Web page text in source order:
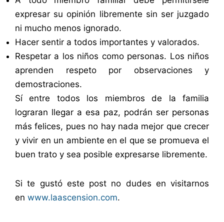
expresar su opinión libremente sin ser juzgado
ni mucho menos ignorado.
Hacer sentir a todos importantes y valorados.
Respetar a los niños como personas. Los niños
aprenden respeto por observaciones y
demostraciones.
Sí entre todos los miembros de la familia
lograran llegar a esa paz, podrán ser personas
más felices, pues no hay nada mejor que crecer
y vivir en un ambiente en el que se promueva el
buen trato y sea posible expresarse libremente.
Si te gustó este post no dudes en visitarnos
en www.laascension.com.